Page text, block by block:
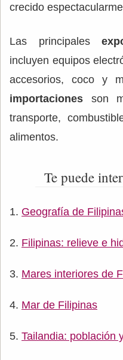
crecido
Las principales
incluyen equipos
accesorios, coco y
importaciones son
transporte,
alimentos.
Te puede
Geografía de
Filipinas: relieve e
Mares interiores de
Mar de Filipinas
Tailandia: población